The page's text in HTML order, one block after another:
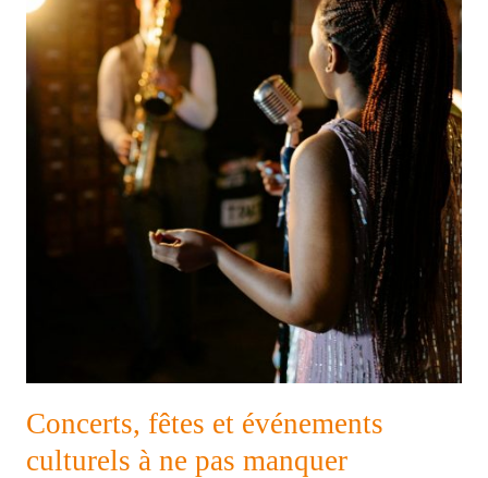
Concerts, fêtes et événements
culturels à ne pas manquer